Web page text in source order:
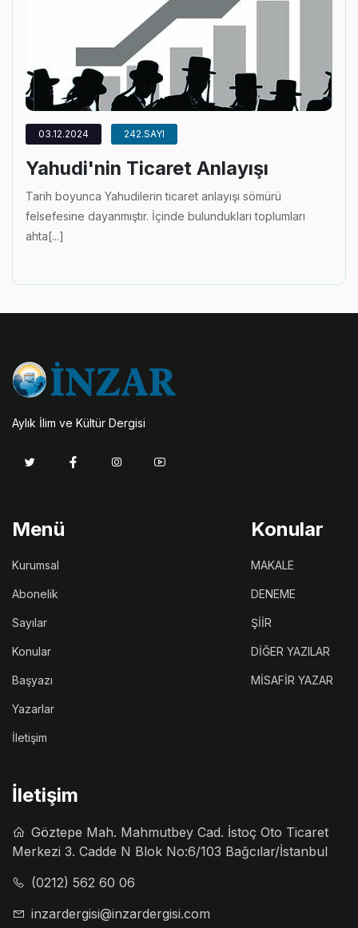
03.12.2024 242.SAYI
Yahudi'nin Ticaret Anlayışı
Tarih boyunca Yahudilerin ticaret anlayışı sömürü
felsefesine dayanmıştır. İçinde bulundukları toplumları
ahta[...]
Aylık İlim ve Kültür Dergisi
Menü
Kurumsal
Abonelik
Sayılar
Konular
Başyazı
Yazarlar
İletişim
Konular
MAKALE
DENEME
ŞİİR
DİĞER YAZILAR
MİSAFİR YAZAR
İletişim
Göztepe Mah. Mahmutbey Cad. İstoç Oto Ticaret
Merkezi 3. Cadde N Blok No:6/103 Bağcılar/İstanbul
(0212) 562 60 06
inzardergisi@inzardergisi.com